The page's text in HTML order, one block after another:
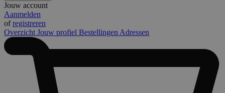
Jouw account
Aanmelden
ofregistreren
Overzicht Jouw profiel Bestellingen Adressen